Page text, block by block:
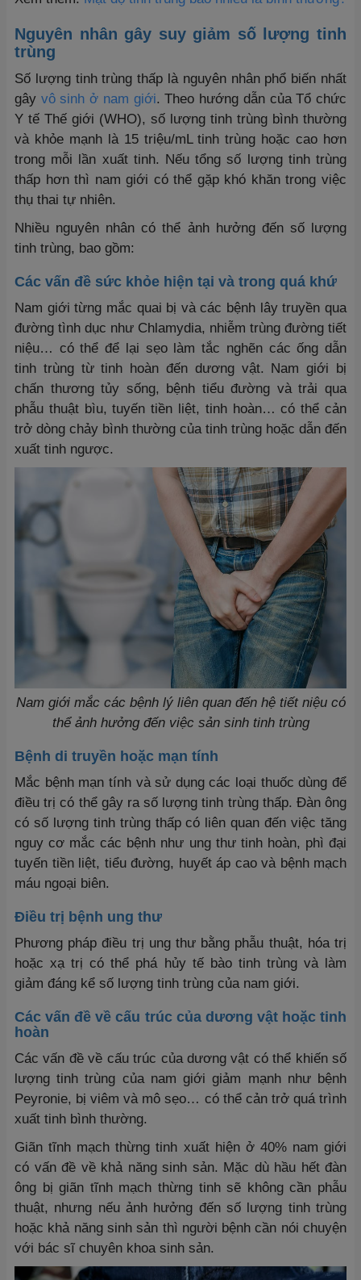
Nguyên nhân gây suy giảm số lượng tinh
trùng
Số lượng tinh trùng thấp là nguyên nhân phổ biến nhất
gây vô sinh ở nam giới. Theo hướng dẫn của Tổ chức
Y tế Thế giới (WHO), số lượng tinh trùng bình thường
và khỏe mạnh là 15 triệu/mL tinh trùng hoặc cao hơn
trong mỗi lần xuất tinh. Nếu tổng số lượng tinh trùng
thấp hơn thì nam giới có thể gặp khó khăn trong việc
thụ thai tự nhiên.
Nhiều nguyên nhân có thể ảnh hưởng đến số lượng
tinh trùng, bao gồm:
Các vấn đề sức khỏe hiện tại và trong quá khứ
Nam giới từng mắc quai bị và các bệnh lây truyền qua
đường tình dục như Chlamydia, nhiễm trùng đường tiết
niệu… có thể để lại sẹo làm tắc nghẽn các ống dẫn
tinh trùng từ tinh hoàn đến dương vật. Nam giới bị
chấn thương tủy sống, bệnh tiểu đường và trải qua
phẫu thuật bìu, tuyến tiền liệt, tinh hoàn… có thể cản
trở dòng chảy bình thường của tinh trùng hoặc dẫn đến
xuất tinh ngược.
Nam giới mắc các bệnh lý liên quan đến hệ tiết niệu có
thể ảnh hưởng đến việc sản sinh tinh trùng
Bệnh di truyền hoặc mạn tính
Mắc bệnh mạn tính và sử dụng các loại thuốc dùng để
điều trị có thể gây ra số lượng tinh trùng thấp. Đàn ông
có số lượng tinh trùng thấp có liên quan đến việc tăng
nguy cơ mắc các bệnh như ung thư tinh hoàn, phì đại
tuyến tiền liệt, tiểu đường, huyết áp cao và bệnh mạch
máu ngoại biên.
Điều trị bệnh ung thư
Phương pháp điều trị ung thư bằng phẫu thuật, hóa trị
hoặc xạ trị có thể phá hủy tế bào tinh trùng và làm
giảm đáng kể số lượng tinh trùng của nam giới.
Các vấn đề về cấu trúc của dương vật hoặc tinh
hoàn
Các vấn đề về cấu trúc của dương vật có thể khiến số
lượng tinh trùng của nam giới giảm mạnh như bệnh
Peyronie, bị viêm và mô sẹo… có thể cản trở quá trình
xuất tinh bình thường.
Giãn tĩnh mạch thừng tinh xuất hiện ở 40% nam giới
có vấn đề về khả năng sinh sản. Mặc dù hầu hết đàn
ông bị giãn tĩnh mạch thừng tinh sẽ không cần phẫu
thuật, nhưng nếu ảnh hưởng đến số lượng tinh trùng
hoặc khả năng sinh sản thì người bệnh cần nói chuyện
với bác sĩ chuyên khoa sinh sản.